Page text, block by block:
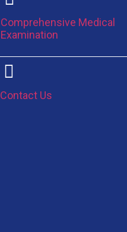
Comprehensive Medical
Examination
Contact Us